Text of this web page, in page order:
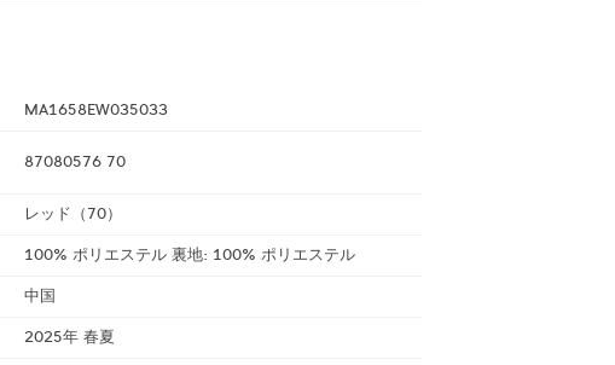
MA1658EW035033
87080576 70
レッド（70）
100% ポリエステル 裏地: 100% ポリエステル
中国
2025年 春夏